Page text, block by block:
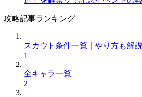
攻略記事ランキング
スカウト条件一覧｜やり方も解説
1
全キャラ一覧
2